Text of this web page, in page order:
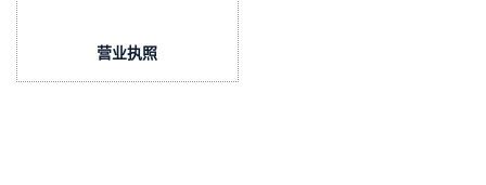
营业执照